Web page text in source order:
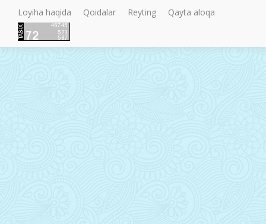
Loyiha haqida
Qoidalar Reyting Qayta aloqa